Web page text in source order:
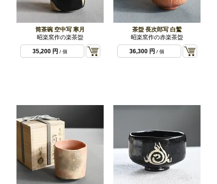
筒茶碗 空中写 寒月
昭楽窯作の楽茶盌
35,200 円 / 個
茶盌 長次郎写 白鷲
昭楽窯作の赤楽茶盌
36,300 円 / 個